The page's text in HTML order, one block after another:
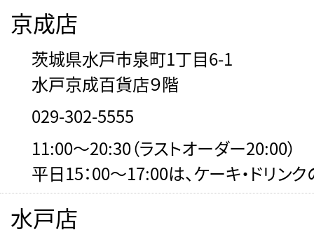
京成店
茨城県水戸市泉町1丁目6-1
水戸京成百貨店９階
029-302-5555
11:00～20:30（ラストオーダー20:00）
平日15：00～17:00は、ケーキ・ドリン
水戸店